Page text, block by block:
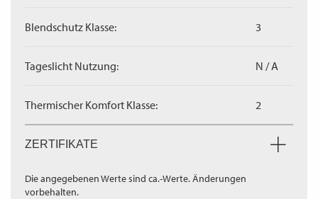
Blendschutz Klasse: 3
Tageslicht Nutzung: N / A
Thermischer Komfort Klasse: 2
ZERTIFIKATE
Die angegebenen Werte sind ca.-Werte. Änderungen
vorbehalten.